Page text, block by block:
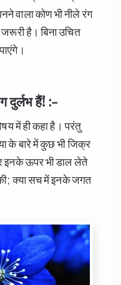
वाला कोण भी नीले रंग
है। बिना उचित
दुर्लभ हैं! :-
में ही कहा है। परंतु
के बारे में कुछ भी जिक्र
इनके ऊपर भी डाल लेते
क्या सच में इनके जगत